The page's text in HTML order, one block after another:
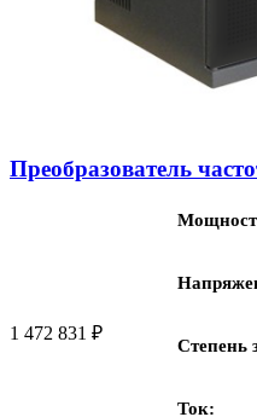
Преобразователь
1 472 831 ₽
Степень
Ток